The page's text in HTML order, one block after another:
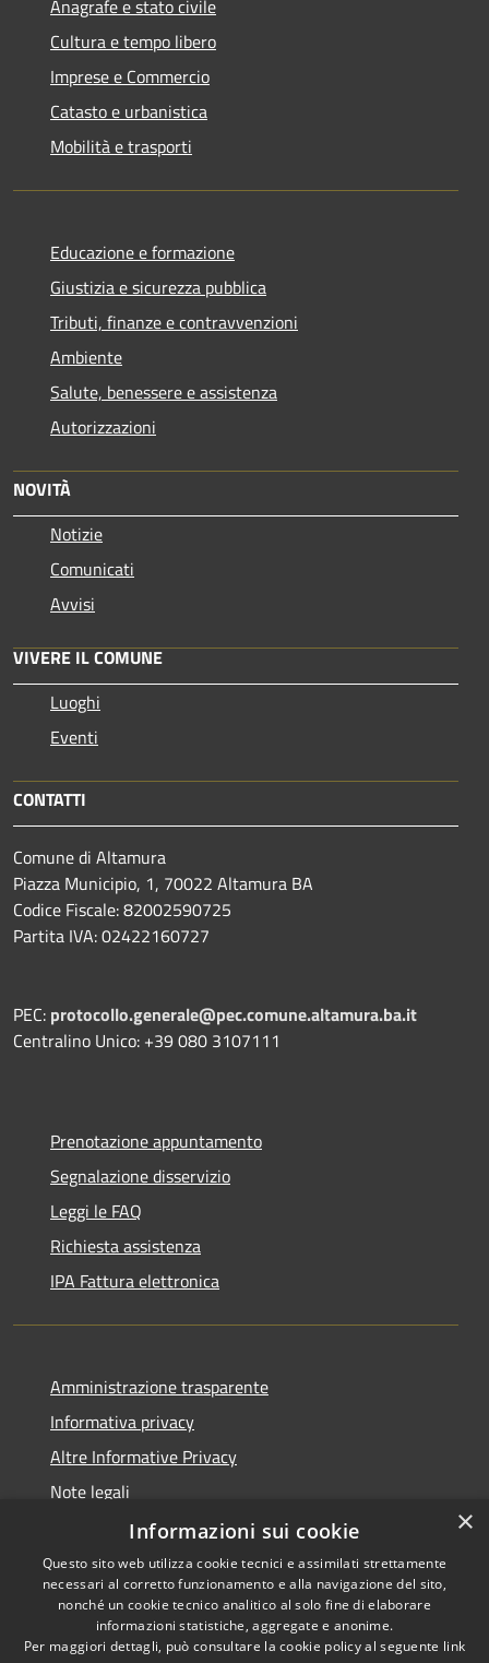
Anagrafe e stato civile
Cultura e tempo libero
Imprese e Commercio
Catasto e urbanistica
Mobilità e trasporti
Educazione e formazione
Giustizia e sicurezza pubblica
Tributi, finanze e contravvenzioni
Ambiente
Salute, benessere e assistenza
Autorizzazioni
NOVITÀ
Notizie
Comunicati
Avvisi
VIVERE IL COMUNE
Luoghi
Eventi
CONTATTI
Comune di Altamura
Piazza Municipio, 1, 70022 Altamura BA
Codice Fiscale: 82002590725
Partita IVA: 02422160727
PEC: protocollo.generale@pec.comune.altamura.ba.it
Centralino Unico: +39 080 3107111
Prenotazione appuntamento
Segnalazione disservizio
Leggi le FAQ
Richiesta assistenza
IPA Fattura elettronica
Amministrazione trasparente
Informativa privacy
Altre Informative Privacy
Note legali
Dichiarazione di accessibilità
RSS
Copyright © 2026 • Comune di
×
Informazioni sui cookie
Questo sito web utilizza cookie tecnici e assimilati strettamente
necessari al corretto funzionamento e alla navigazione del sito,
nonché un cookie tecnico analitico al solo fine di elaborare
informazioni statistiche, aggregate e anonime.
Per maggiori dettagli, può consultare la cookie policy al seguente link